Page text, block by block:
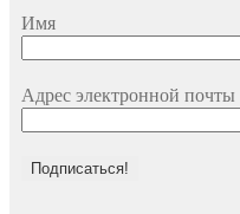
Имя
Адрес электронной почты